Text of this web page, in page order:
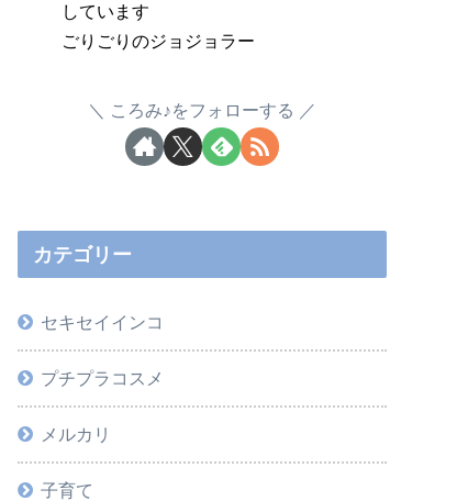
しています
ごりごりのジョジョラー
ころみ♪をフォローする
カテゴリー
セキセイインコ
プチプラコスメ
メルカリ
子育て